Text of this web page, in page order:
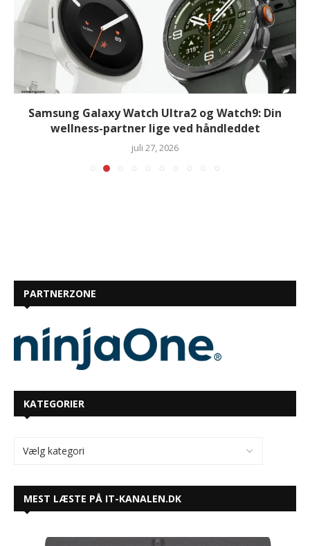
Samsung Galaxy Watch Ultra2 og Watch9: Din
wellness-partner lige ved håndleddet
juli 27, 2026
PARTNERZONE
KATEGORIER
MEST LÆSTE PÅ IT-KANALEN.DK